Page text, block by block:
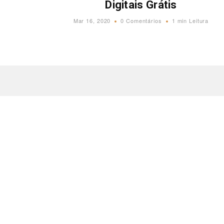
Digitais Grátis
Mar 16, 2020 0 Comentários 1 min Leitura